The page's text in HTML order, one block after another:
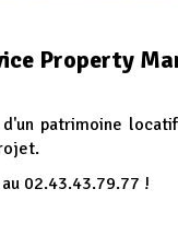
Property
patrimoine
02.43.43.79.77 !